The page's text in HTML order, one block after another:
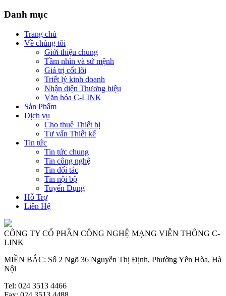
Danh mục
Trang chủ
Về chúng tôi
Giới thiệu chung
Tầm nhìn và sứ mệnh
Giá trị cốt lõi
Triết lý kinh doanh
Nhận diện Thương hiệu
Văn hóa C-LINK
Sản Phẩm
Dịch vụ
Cho thuê Thiết bị
Tư vấn Thiết kế
Tin tức
Tin tức chung
Tin công nghệ
Tin đối tác
Tin nội bộ
Tuyển Dụng
Hỗ Trợ
Liên Hệ
CÔNG TY CỔ PHẦN CÔNG NGHỆ MẠNG VIỄN THÔNG C-
LINK
MIỀN BẮC: Số 2 Ngõ 36 Nguyễn Thị Định, Phường Yên Hòa, Hà
Nội
Tel: 024 3513 4466